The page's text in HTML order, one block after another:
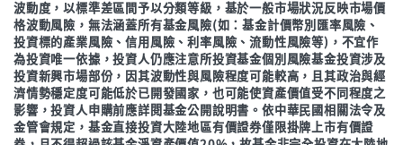
波動度，以標準差區間予以分類等級，基於一般市場狀況反映市場價
格波動風險，無法涵蓋所有基金風險(如：基金計價幣別匯率風險、
投資標的產業風險、信用風險、利率風險、流動性風險等)，不宜作
為投資唯一依據，投資人仍應注意所投資基金個別風險基金投資涉及
投資新興市場部份，因其波動性與風險程度可能較高，且其政治與經
濟情勢穩定度可能低於已開發國家，也可能使資產價值受不同程度之
影響，投資人申購前應詳閱基金公開說明書。依中華民國相關法令及
金管會規定，基金直接投資大陸地區有價證券僅限掛牌上市有價證